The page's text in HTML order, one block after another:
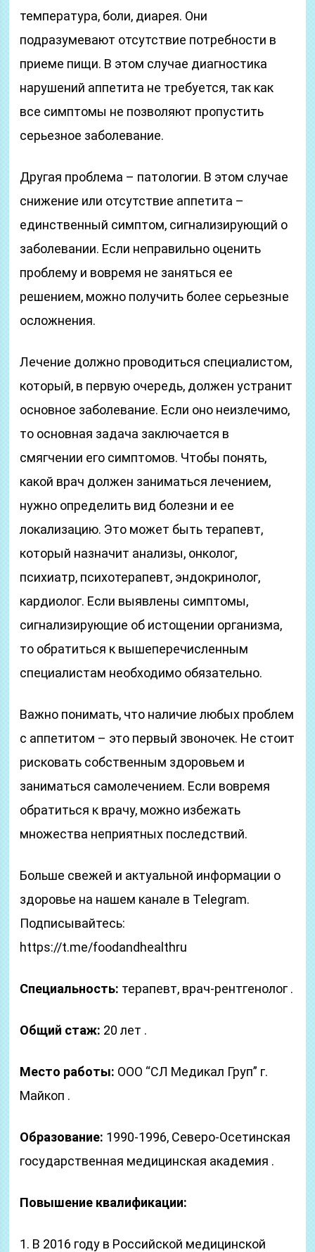
температура, боли, диарея. Они
подразумевают отсутствие потребности в
приеме пищи. В этом случае диагностика
нарушений аппетита не требуется, так как
все симптомы не позволяют пропустить
серьезное заболевание.
Другая проблема – патологии. В этом случае
снижение или отсутствие аппетита –
единственный симптом, сигнализирующий о
заболевании. Если неправильно оценить
проблему и вовремя не заняться ее
решением, можно получить более серьезные
осложнения.
Лечение должно проводиться специалистом,
который, в первую очередь, должен устранит
основное заболевание. Если оно неизлечимо,
то основная задача заключается в
смягчении его симптомов. Чтобы понять,
какой врач должен заниматься лечением,
нужно определить вид болезни и ее
локализацию. Это может быть терапевт,
который назначит анализы, онколог,
психиатр, психотерапевт, эндокринолог,
кардиолог. Если выявлены симптомы,
сигнализирующие об истощении организма,
то обратиться к вышеперечисленным
специалистам необходимо обязательно.
Важно понимать, что наличие любых проблем
с аппетитом – это первый звоночек. Не стоит
рисковать собственным здоровьем и
заниматься самолечением. Если вовремя
обратиться к врачу, можно избежать
множества неприятных последствий.
Больше свежей и актуальной информации о
здоровье на нашем канале в Telegram.
Подписывайтесь:
https://t.me/foodandhealthru
Специальность: терапевт, врач-рентгенолог .
Общий стаж: 20 лет .
Место работы: ООО “СЛ Медикал Груп” г.
Майкоп .
Образование: 1990-1996, Северо-Осетинская
государственная медицинская академия .
Повышение квалификации:
1. В 2016 году в Российской медицинской